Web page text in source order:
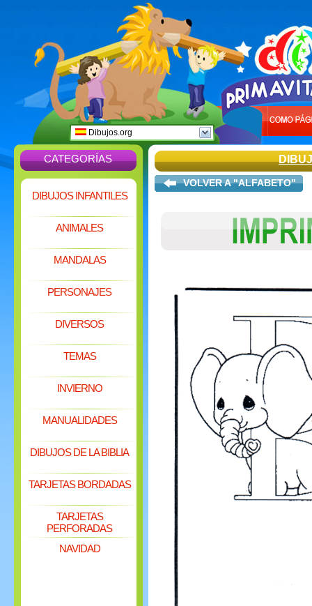
Dibujos.org
CATEGORÍAS
DIBUJOS INFANTILES
ANIMALES
MANDALAS
PERSONAJES
DIVERSOS
TEMAS
INVIERNO
MANUALIDADES
DIBUJOS DE LA BIBLIA
TARJETAS BORDADAS
TARJETAS
PERFORADAS
NAVIDAD
VOLVER A "ALFABETO"